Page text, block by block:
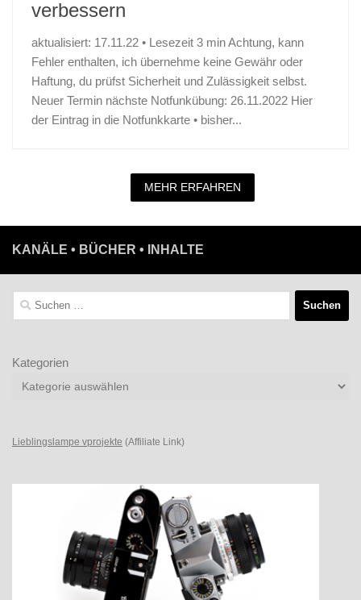
verbessern
aktualisiert: 17.11.22 • Lesezeit 3 min Achtung, kann
Fehler enthalten, ich übernehme keine Gewähr oder
Haftung, du prüfst Sicherheit und Zulässigkeit selbst.
Neuer Termin nächste Notfunkübung: 26.11.2022 Hier
der Eintrag in die Notfunkkarte • bisher...
MEHR ERFAHREN
KANÄLE • BÜCHER • INHALTE
Suchen
nach:
Kategorien
Lieblingslampe vprojekte (Affiliate Link)